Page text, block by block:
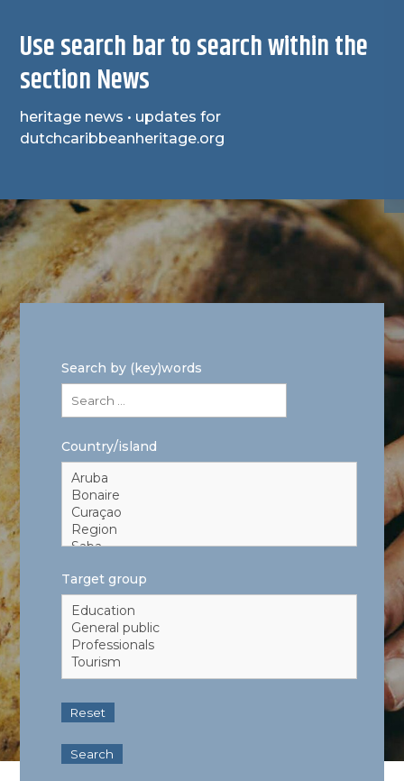
Use search bar to search within the
section News
heritage news • updates for
dutchcaribbeanheritage.org
Search by (key)words
Country/island
Target group